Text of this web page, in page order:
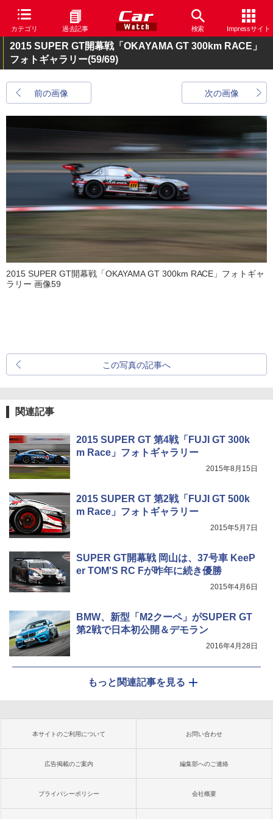
カテゴリ 過去記事 検索 Impressサイト
2015 SUPER GT開幕戦「OKAYAMA GT 300km RACE」
フォトギャラリー(59/69)
前の画像 次の画像
2015 SUPER GT開幕戦「OKAYAMA GT 300km RACE」フォトギャ
ラリー 画像59
この写真の記事へ
関連記事
2015 SUPER GT 第4戦「FUJI GT 300k
m Race」フォトギャラリー
2015年8月15日
2015 SUPER GT 第2戦「FUJI GT 500k
m Race」フォトギャラリー
2015年5月7日
SUPER GT開幕戦 岡山は、37号車 KeeP
er TOM'S RC Fが昨年に続き優勝
2015年4月6日
BMW、新型「M2クーペ」がSUPER GT
第2戦で日本初公開＆デモラン
2016年4月28日
もっと関連記事を見る
本サイトのご利用について お問い合わせ
広告掲載のご案内 編集部へのご連絡
プライバシーポリシー 会社概要